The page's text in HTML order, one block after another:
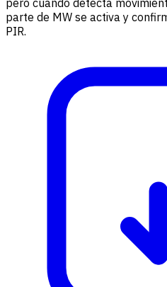
pero cuando detecta
parte de MW se activa y
PIR.